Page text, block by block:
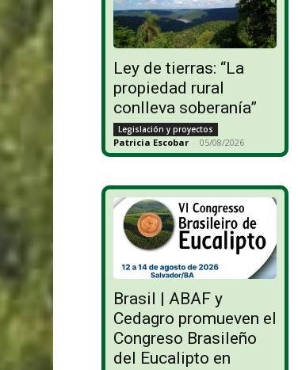
Ley de tierras: “La
propiedad rural
conlleva soberanía”
Legislación y proyectos
Patricia Escobar - 05/08/2026
Brasil | ABAF y
Cedagro promueven el
Congreso Brasileño
del Eucalipto en